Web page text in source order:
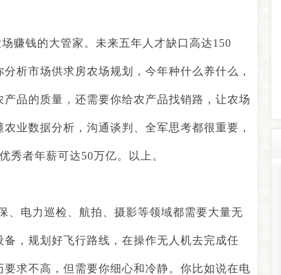
赚钱的大管家。未来五年人才缺口高达150
析市场供求房农场规划，今年种什么养什么，
品的质量，还需要你给农产品找销路，让农场
业数据分析，沟通谈判、全军思考都很重要，
秀者年薪可达50万亿。以上。
、电力巡检、航拍、摄影等领域都需要大量无
，规划好飞行路线，在操作无人机去完成任
求不高，但需要你细心和冷静。你比如说在电